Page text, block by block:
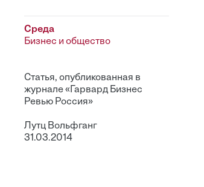
Среда
Бизнес и общество
Статья, опубликованная в
журнале «Гарвард Бизнес
Ревью Россия»
Лутц Вольфганг
31.03.2014